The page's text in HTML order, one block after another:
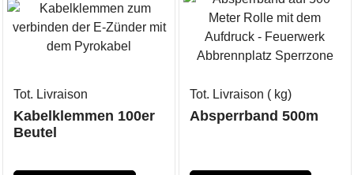
Tot. Livraison
Kabelklemmen 100er
Beutel
Tot. Livraison kg
Absperrband 500m